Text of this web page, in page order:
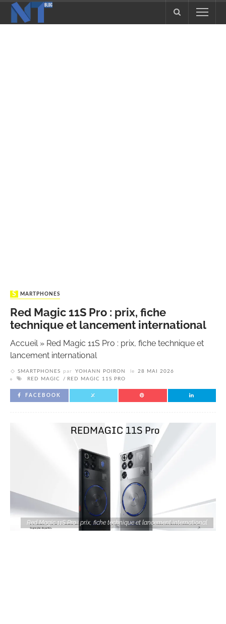
SMARTPHONES
Red Magic 11S Pro : prix, fiche
technique et lancement international
Accueil» Red Magic 11S Pro : prix, fiche technique et
lancement international
SMARTPHONES par YOHANN POIRON le
28 MAI 2026
RED MAGIC
RED MAGIC 11S PRO
FACEBOOK
Red Magic 11S Pro : prix, fiche technique et lancement international